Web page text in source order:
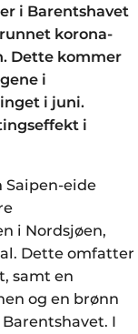
i Barentshavet
korona-
Dette kommer
i
i juni.
i
Saipen-eide
i Nordsjøen,
Dette omfatter
samt en
og en brønn
I